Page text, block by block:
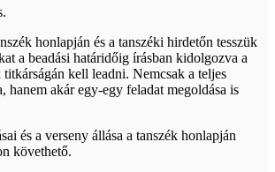
honlapján és a tanszéki hirdetőn tesszük
a beadási határidőig írásban kidolgozva a
kell leadni. Nemcsak a teljes
hanem akár egy-egy feladat megoldása is
és a verseny állása a tanszék honlapján
követhető.